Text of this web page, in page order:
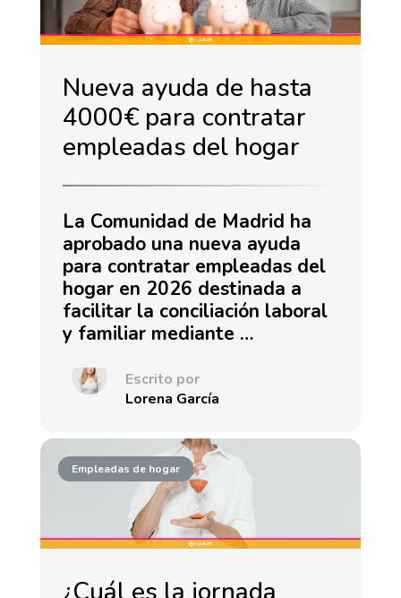
Nueva ayuda de hasta
4000€ para contratar
empleadas del hogar
La Comunidad de Madrid ha
aprobado una nueva ayuda
para contratar empleadas del
hogar en 2026 destinada a
facilitar la conciliación laboral
y familiar mediante …
Escrito por
Lorena García
Empleadas de hogar